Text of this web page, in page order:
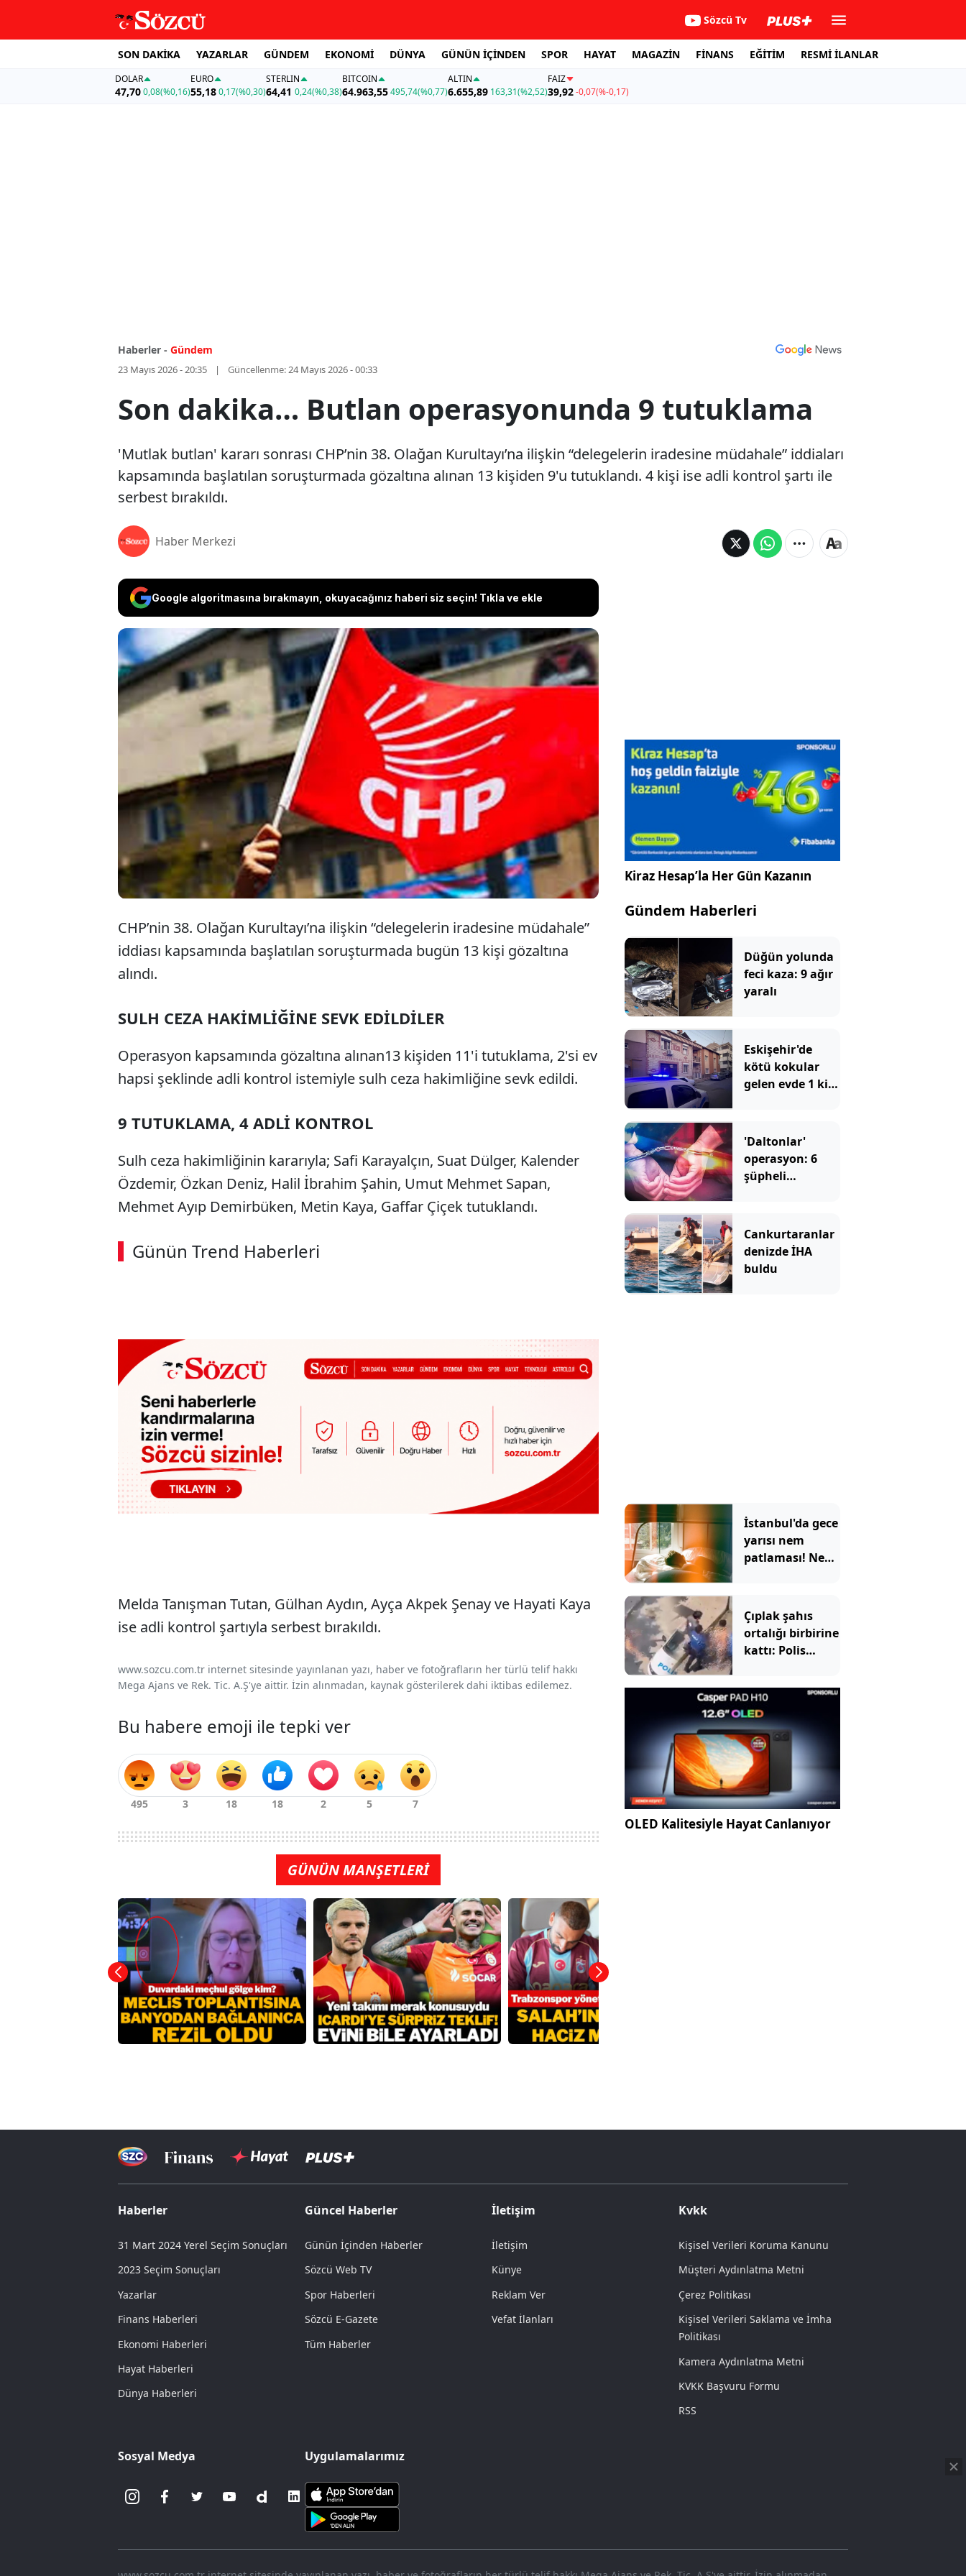
Sözcü Tv
SON DAKİKA YAZARLAR GÜNDEM EKONOMİ DÜNYA GÜNÜN İÇİNDEN SPOR HAYAT MAGAZİN FİNANS EĞİTİM RESMİ İLANLAR
DOLAR
47,700,08(%0,16)
EURO
55,18 0,17(%0,30)
STERLIN
64,41 0,24(%0,38)
BITCOIN
64.963,55495,74(%0,77)
ALTIN
6.655,89 163,31(%2,52)
FAİZ
39,92-0,07(%-0,17)
Haberler - Gündem
23 Mayıs 2026 - 20:35 Güncellenme:24 Mayıs 2026 - 00:33
Son dakika… Butlan operasyonunda 9 tutuklama
'Mutlak butlan' kararı sonrası CHP’nin 38. Olağan Kurultayı’na ilişkin “delegelerin iradesine müdahale” iddiaları
kapsamında başlatılan soruşturmada gözaltına alınan 13 kişiden 9'u tutuklandı. 4 kişi ise adli kontrol şartı ile
serbest bırakıldı.
Haber Merkezi
Google algoritmasına bırakmayın, okuyacağınız haberi siz seçin! Tıkla ve ekle
'Mutlak butlan' kararı sonrası CHP’nin 38. Olağan Kurultayı’na
ilişkin “delegelerin iradesine müdahale” iddiaları kapsamında
başlatılan soruşturmada gözaltına alınan 13 kişiden 9'u
tutuklandı. 4 kişi ise adli kontrol şartı ile serbest bırakıldı.
CHP’nin 38. Olağan Kurultayı’na ilişkin “delegelerin iradesine müdahale”
iddiası kapsamında başlatılan soruşturmada bugün 13 kişi gözaltına
alındı.
SULH CEZA HAKİMLİĞİNE SEVK EDİLDİLER
Operasyon kapsamında gözaltına alınan13 kişiden 11'i tutuklama, 2'si ev
hapsi şeklinde adli kontrol istemiyle sulh ceza hakimliğine sevk edildi.
9 TUTUKLAMA, 4 ADLİ KONTROL
Sulh ceza hakimliğinin kararıyla; Safi Karayalçın, Suat Dülger, Kalender
Özdemir, Özkan Deniz, Halil İbrahim Şahin, Umut Mehmet Sapan,
Mehmet Ayıp Demirbüken, Metin Kaya, Gaffar Çiçek tutuklandı.
Günün Trend Haberleri
Melda Tanışman Tutan, Gülhan Aydın, Ayça Akpek Şenay ve Hayati Kaya
ise adli kontrol şartıyla serbest bırakıldı.
www.sozcu.com.tr internet sitesinde yayınlanan yazı, haber ve fotoğrafların her türlü telif hakkı
Mega Ajans ve Rek. Tic. A.Ş'ye aittir. İzin alınmadan, kaynak gösterilerek dahi iktibas edilemez.
Bu habere emoji ile tepki ver
GÜNÜN MANŞETLERİ
Kiraz Hesap’la Her Gün Kazanın
Gündem Haberleri
Düğün yolunda
feci kaza: 9 ağır
yaralı
Eskişehir'de
kötü kokular
gelen evde 1 kişi
'Daltonlar'
operasyon: 6
şüpheli
Cankurtaranlar
denizde İHA
buldu
İstanbul'da gece
yarısı nem
patlaması! Nem
Çıplak şahıs
ortalığı birbirine
kattı: Polis
tekmeledi
OLED Kalitesiyle Hayat Canlanıyor
Haberler
31 Mart 2024 Yerel Seçim Sonuçları
2023 Seçim Sonuçları
Yazarlar
Finans Haberleri
Ekonomi Haberleri
Hayat Haberleri
Dünya Haberleri
Güncel Haberler
Günün İçinden Haberler
Sözcü Web TV
Spor Haberleri
Sözcü E-Gazete
Tüm Haberler
İletişim
İletişim
Künye
Reklam Ver
Vefat İlanları
Kvkk
Kişisel Verileri Koruma Kanunu
Müşteri Aydınlatma Metni
Çerez Politikası
Kişisel Verileri Saklama ve İmha
Politikası
Kamera Aydınlatma Metni
KVKK Başvuru Formu
RSS
Sosyal Medya Uygulamalarımız